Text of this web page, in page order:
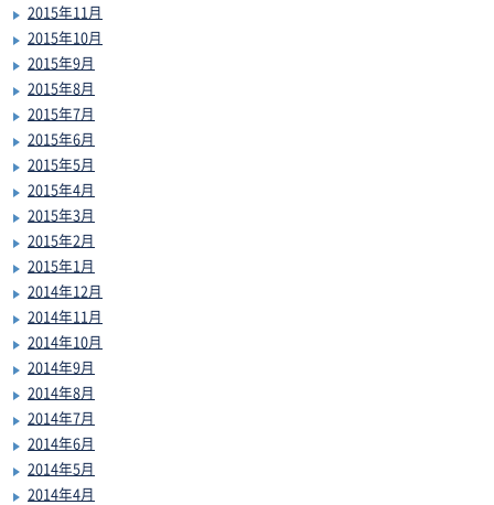
2015年11月
2015年10月
2015年9月
2015年8月
2015年7月
2015年6月
2015年5月
2015年4月
2015年3月
2015年2月
2015年1月
2014年12月
2014年11月
2014年10月
2014年9月
2014年8月
2014年7月
2014年6月
2014年5月
2014年4月